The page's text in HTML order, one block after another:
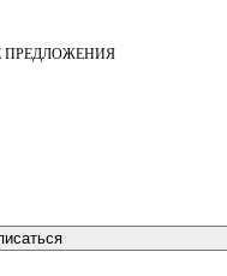
ПРЕДЛОЖЕНИЯ